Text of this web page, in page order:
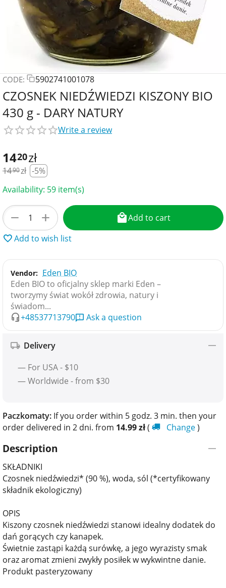
CODE: 5902741001078
CZOSNEK NIEDŹWIEDZI KISZONY BIO
430 g - DARY NATURY
Write a review
1420zł
1490zł -5%
Availability: 59 item(s)
+
−
Add to cart
Add to wish list
Vendor: Eden BIO
Eden BIO to oficjalny sklep marki Eden –
tworzymy świat wokół zdrowia, natury i
świadom...
+48537713790
Ask a question
Delivery
— For USA - $10
— Worldwide - from $30
Paczkomaty: If you order within 5 godz. 3 min. then your
order delivered in 2 dni. from 14.99zł( Change)
Description
SKŁADNIKI
Czosnek niedźwiedzi* (90 %), woda, sól (*certyfikowany
składnik ekologiczny)
OPIS
Kiszony czosnek niedźwiedzi stanowi idealny dodatek do
dań gorących czy kanapek.
Świetnie zastąpi każdą surówkę, a jego wyrazisty smak
oraz aromat zmieni zwykły posiłek w wykwintne danie.
Produkt pasteryzowany